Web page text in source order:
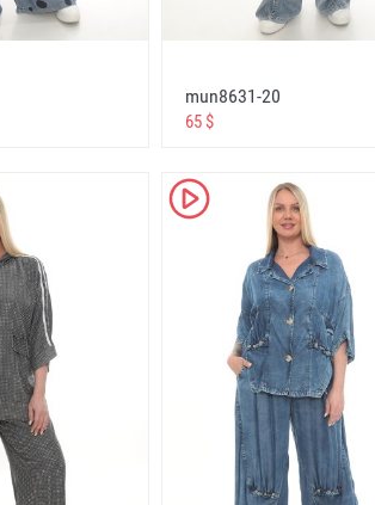
оптом
ملابس
fiyatlar
+ low prices
низким ценам
ملابس بالجملة
mağazası toptan + ve + perakende
store wholesale + and + retail
одежды оптом +и +в розницу
متجر لبيع الملابس عبر الإنترنت
resmi web sitesi
mun8631-20
65 $
K